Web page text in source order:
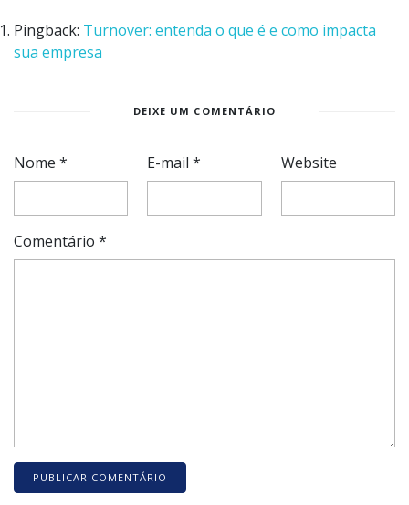
Pingback: Turnover: entenda o que é e como impacta
sua empresa
DEIXE UM COMENTÁRIO
Nome * E-mail* Website
Comentário *